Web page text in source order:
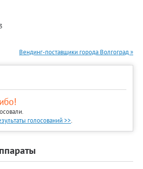
Вендинг-поставщики города Волгоград »
голосований >>.